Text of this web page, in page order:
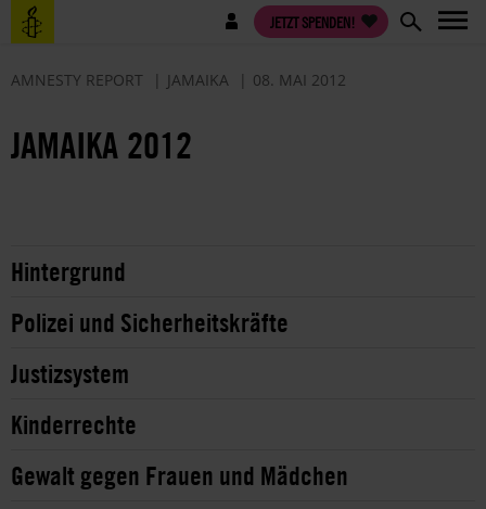
Direkt
zum
Benutzermenü JETZT SPENDEN!
AMNESTY REPORT JAMAIKA 08. MAI 2012
JAMAIKA 2012
Hintergrund
Polizei und Sicherheitskräfte
Justizsystem
Kinderrechte
Gewalt gegen Frauen und Mädchen